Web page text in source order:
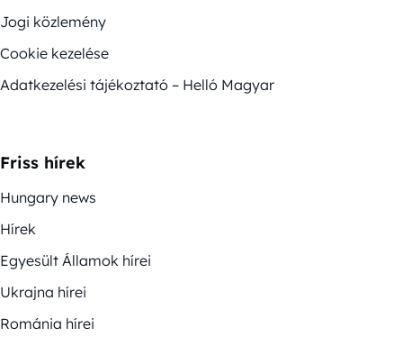
Jogi közlemény
Cookie kezelése
Adatkezelési tájékoztató – Helló Magyar
Friss hírek
Hungary news
Hírek
Egyesült Államok hírei
Ukrajna hírei
Románia hírei